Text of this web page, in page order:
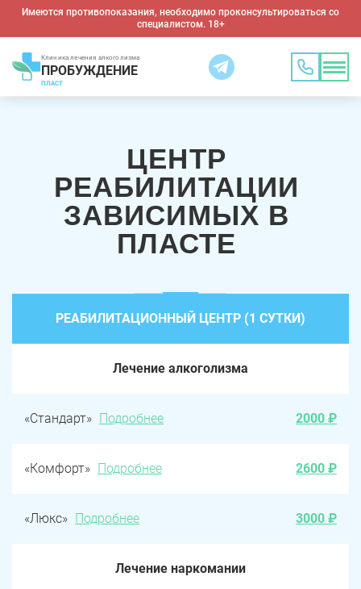
Имеются противопоказания, необходимо проконсультироваться со
специалистом. 18+
Клиника лечения алкоголизма
ПРОБУЖДЕНИЕ
ПЛАСТ
ЦЕНТР
РЕАБИЛИТАЦИИ
ЗАВИСИМЫХ В
ПЛАСТЕ
РЕАБИЛИТАЦИОННЫЙ ЦЕНТР (1 СУТКИ)
Лечение алкоголизма
«Стандарт» Подробнее 2000 ₽
«Комфорт» Подробнее 2600 ₽
«Люкс» Подробнее 3000 ₽
Лечение наркомании